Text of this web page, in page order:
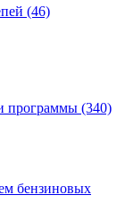
(46)
программы (340)
бензиновых